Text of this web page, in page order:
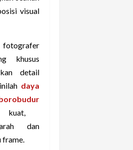
visual
khusus
detail
daya
dan
frame.